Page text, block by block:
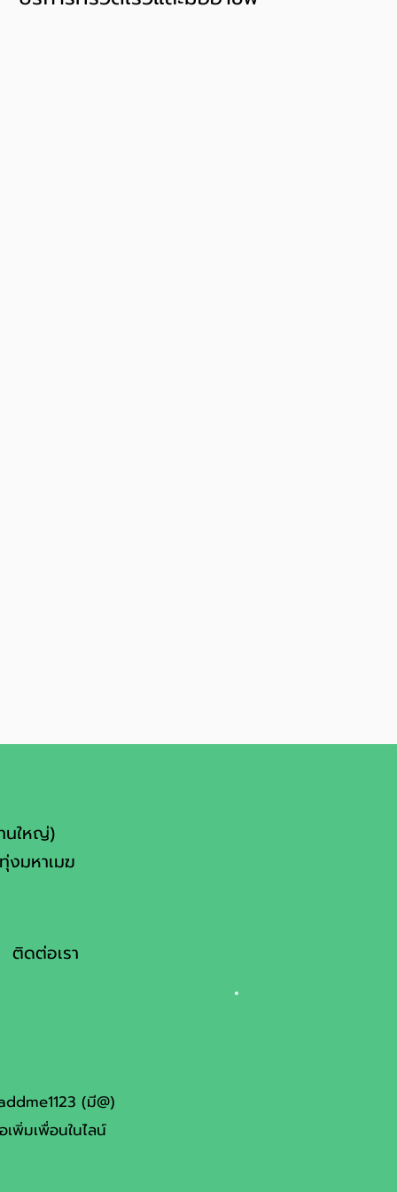
นใหญ่)
งมหาเมฆ
ติดต่อเรา
(มี@)
เพิ่มเพื่อนในไลน์